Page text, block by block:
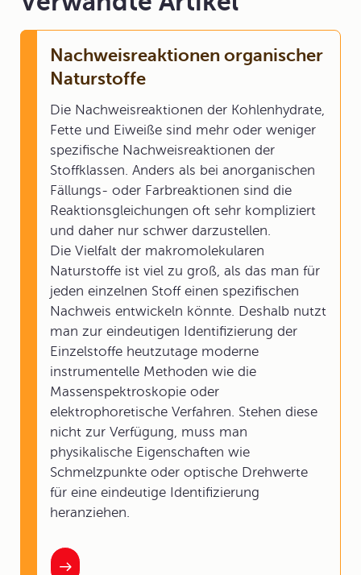
Nachweisreaktionen organischer
Naturstoffe
Die Nachweisreaktionen der Kohlenhydrate,
Fette und Eiweiße sind mehr oder weniger
spezifische Nachweisreaktionen der
Stoffklassen. Anders als bei anorganischen
Fällungs- oder Farbreaktionen sind die
Reaktionsgleichungen oft sehr kompliziert
und daher nur schwer darzustellen.
Die Vielfalt der makromolekularen
Naturstoffe ist viel zu groß, als das man für
jeden einzelnen Stoff einen spezifischen
Nachweis entwickeln könnte. Deshalb nutzt
man zur eindeutigen Identifizierung der
Einzelstoffe heutzutage moderne
instrumentelle Methoden wie die
Massenspektroskopie oder
elektrophoretische Verfahren. Stehen diese
nicht zur Verfügung, muss man
physikalische Eigenschaften wie
Schmelzpunkte oder optische Drehwerte
für eine eindeutige Identifizierung
heranziehen.